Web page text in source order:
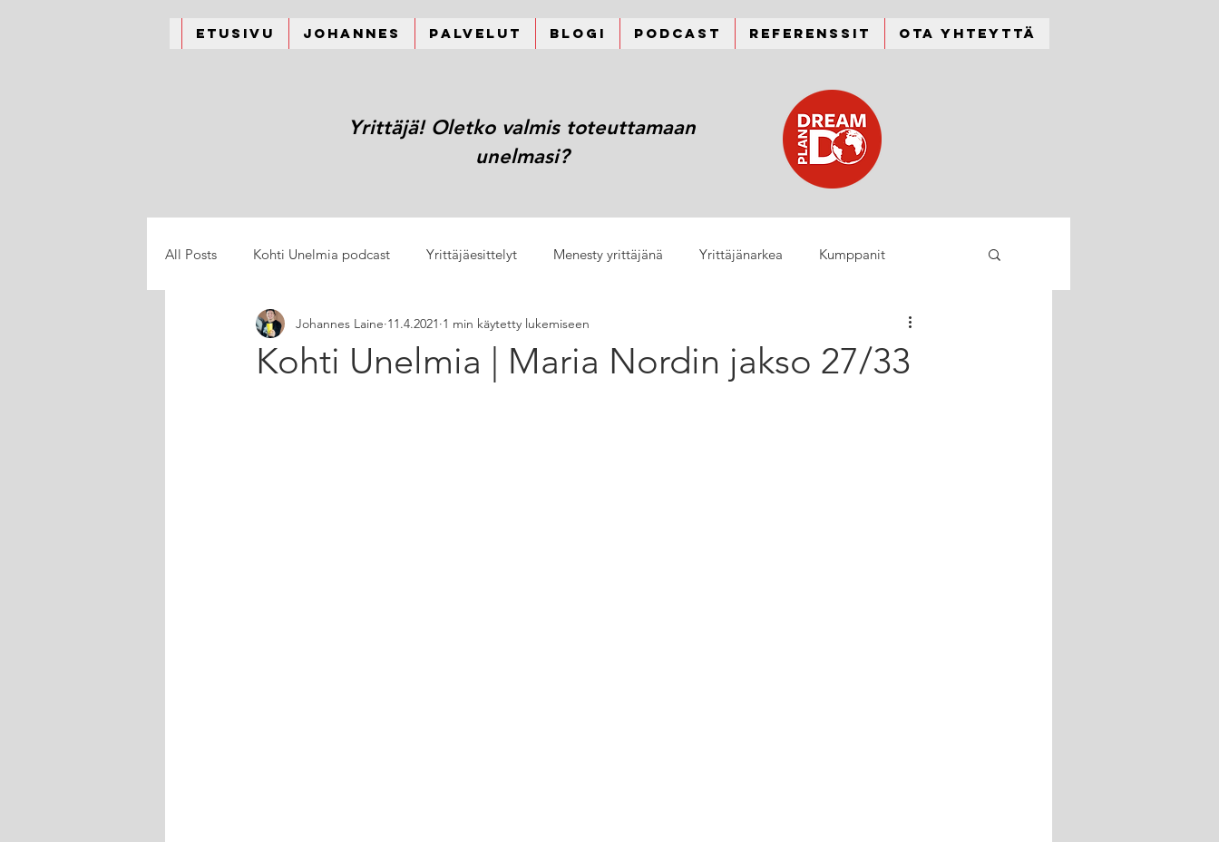
Etusivu Johannes Palvelut Blogi Podcast Referenssit Ota yhteyttä
Yrittäjä! Oletko valmis toteuttamaan
unelmasi?
All Posts Kohti Unelmia podcast Yrittäjäesittelyt Menesty yrittäjänä Yrittäjänarkea Kumppanit
Kohti Unelmia | Maria Nordin jakso 27/33
Johannes Laine 11.4.2021 1 min käytetty lukemiseen